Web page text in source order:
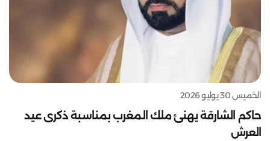
الخميس 30 يوليو 2026
حاكم الشارقة يهنئ ملك المغرب بمناسبة ذكرى عيد
العرش